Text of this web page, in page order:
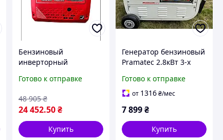
Бензиновый
инверторный
VK12500iSE 3.2 3.5 кВт
электростанция для
дома, кемпинга
Готово к отправке
24 452.50 ₴
48 905 ₴
Купить
Генератор бензиновый
Pramatec 2.8кВт 3-х
PS9000
Готово к отправке
от 1316₴/мес
7 899₴
Купить